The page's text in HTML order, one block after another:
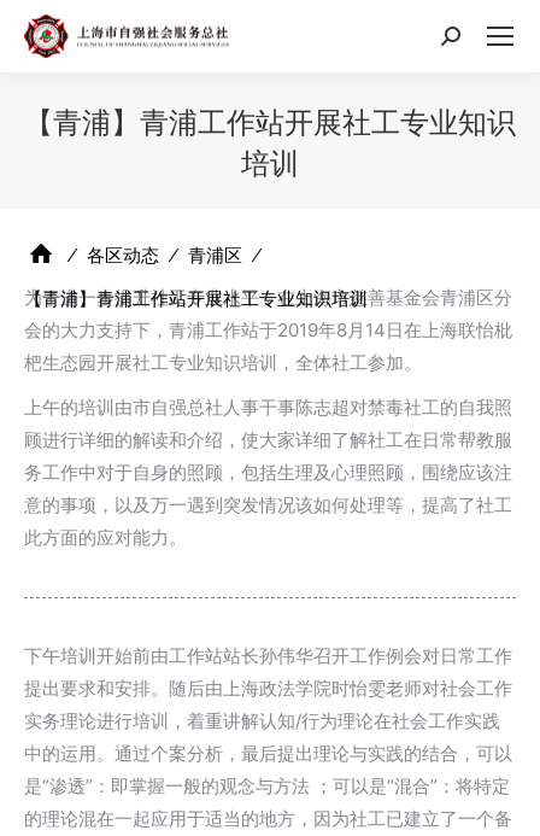
搜
【青浦】青浦工作站开展社工专业知识
培训
⁄ 各区动态 ⁄ 青浦区 ⁄
【青浦】青浦工作站开展社工专业知识培训
为了进一步提升社工专业水平，在上海市慈善基金会青浦区分
会的大力支持下，青浦工作站于2019年8月14日在上海联怡枇
杷生态园开展社工专业知识培训，全体社工参加。
上午的培训由市自强总社人事干事陈志超对禁毒社工的自我照
顾进行详细的解读和介绍，使大家详细了解社工在日常帮教服
务工作中对于自身的照顾，包括生理及心理照顾，围绕应该注
意的事项，以及万一遇到突发情况该如何处理等，提高了社工
此方面的应对能力。
下午培训开始前由工作站站长孙伟华召开工作例会对日常工作
提出要求和安排。随后由上海政法学院时怡雯老师对社会工作
实务理论进行培训，着重讲解认知/行为理论在社会工作实践
中的运用。通过个案分析，最后提出理论与实践的结合，可以
是“渗透”：即掌握一般的观念与方法 ；可以是“混合”：将特定
的理论混在一起应用于适当的地方，因为社工已建立了一个备